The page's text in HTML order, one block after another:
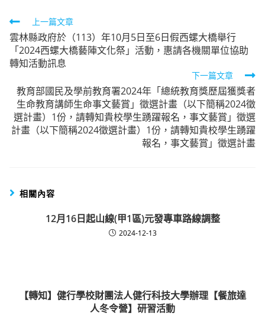
Read
more
articles
上一篇文章
雲林縣政府於（113）年10月5日至6日假西螺大橋舉行
「2024西螺大橋藝陣文化祭」活動，惠請各機關單位協助
轉知活動訊息
下一篇文章
教育部國民及學前教育署2024年「總統教育獎歷屆獲獎者
生命教育講師生命事文藝賞」徵選計畫（以下簡稱2024徵
選計畫）1份，請轉知貴校學生踴躍報名，事文藝賞」徵選
計畫（以下簡稱2024徵選計畫）1份，請轉知貴校學生踴躍
報名，事文藝賞」徵選計畫
相關內容
12月16日起山線(甲1區)元發專車路線調整
2024-12-13
【轉知】健行學校財團法人健行科技大學辦理【餐旅達
人冬令營】研習活動